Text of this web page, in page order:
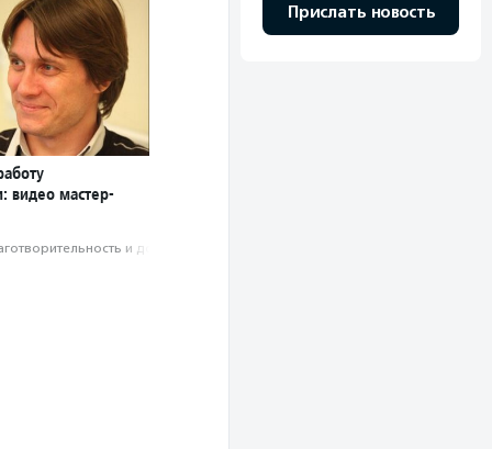
видео мастер-
и доброволь­чест­во
Прислать новость